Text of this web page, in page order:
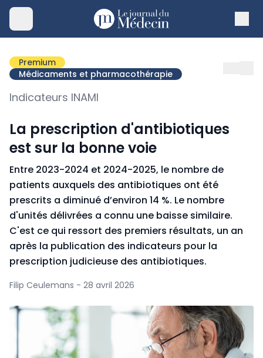
Premium
Médicaments et pharmacothérapie
Indicateurs INAMI
La prescription d'antibiotiques
est sur la bonne voie
Entre 2023-2024 et 2024-2025, le nombre de
patients auxquels des antibiotiques ont été
prescrits a diminué d’environ 14 %. Le nombre
d'unités délivrées a connu une baisse similaire.
C'est ce qui ressort des premiers résultats, un an
après la publication des indicateurs pour la
prescription judicieuse des antibiotiques.
Filip Ceulemans - 28 avril 2026